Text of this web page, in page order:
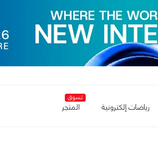
رياضات إلكترونية
تسوق
المتجر